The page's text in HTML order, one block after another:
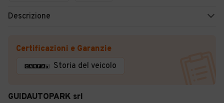
Descrizione
Certificazioni e Garanzie
Storia del veicolo
GUIDAUTOPARK srl